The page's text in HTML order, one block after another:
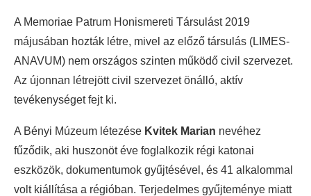
A Memoriae Patrum Honismereti Társulást 2019
májusában hozták létre, mivel az előző társulás (LIMES-
ANAVUM) nem országos szinten működő civil szervezet.
Az újonnan létrejött civil szervezet önálló, aktív
tevékenységet fejt ki.
A Bényi Múzeum létezése Kvitek Marian nevéhez
fűződik, aki huszonöt éve foglalkozik régi katonai
eszközök, dokumentumok gyűjtésével, és 41 alkalommal
volt kiállítása a régióban. Terjedelmes gyűjteménye miatt